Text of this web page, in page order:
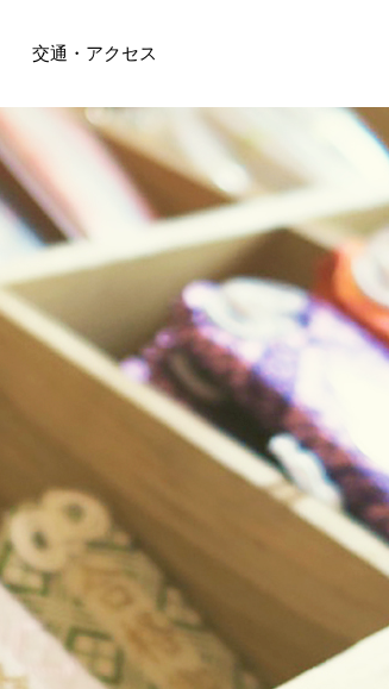
交通・アクセス